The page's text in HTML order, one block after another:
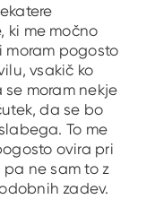
ki me močno
moram pogosto
vsakič ko
moram nekje
da se bo
To me
ovira pri
ne sam to z
zadev.